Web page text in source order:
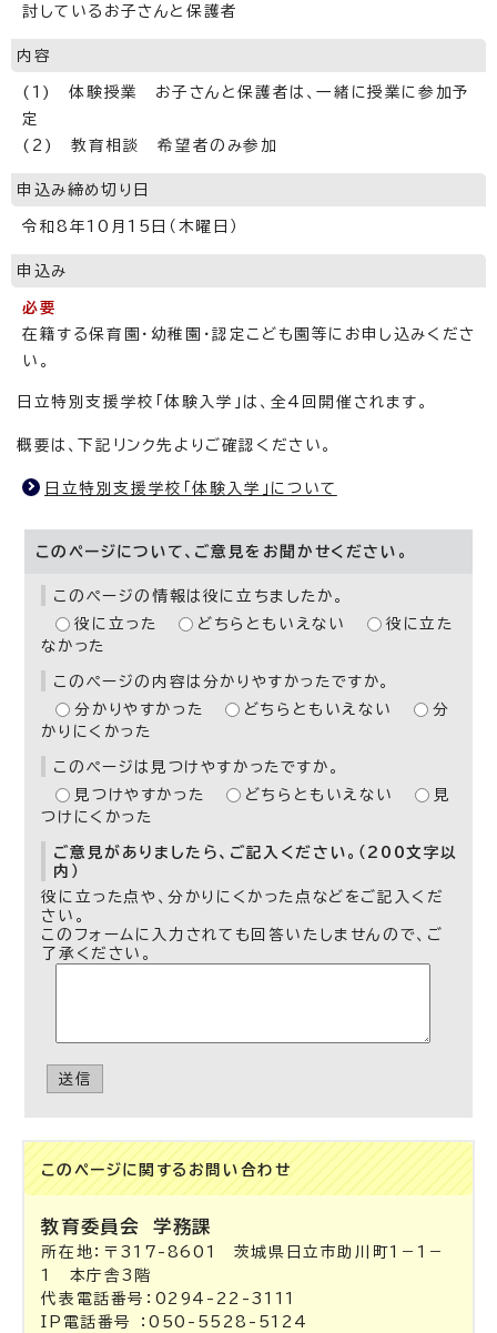
討しているお子さんと保護者
内容
(1) 体験授業 お子さんと保護者は、一緒に授業に参加予
定
(2) 教育相談 希望者のみ参加
申込み締め切り日
令和8年10月15日（木曜日）
申込み
必要
在籍する保育園・幼稚園・認定こども園等にお申し込みくださ
い。
日立特別支援学校「体験入学」は、全4回開催されます。
概要は、下記リンク先よりご確認ください。
日立特別支援学校「体験入学」について
このページについて、ご意見をお聞かせください。
このページの情報は役に立ちましたか。
役に立った
どちらともいえない
役に立た
なかった
このページの内容は分かりやすかったですか。
分かりやすかった
どちらともいえない
分
かりにくかった
このページは見つけやすかったですか。
見つけやすかった
どちらともいえない
見
つけにくかった
ご意見がありましたら、ご記入ください。（200文字以
内）
役に立った点や、分かりにくかった点などをご記入くだ
さい。
このフォームに入力されても回答いたしませんので、ご
了承ください。
送信
このページに関する お問い合わせ
教育委員会学務課
所在地：〒317-8601 茨城県日立市助川町1－1－
1 本庁舎3階
代表電話番号：0294-22-3111
IP電話番号 ：050-5528-5124